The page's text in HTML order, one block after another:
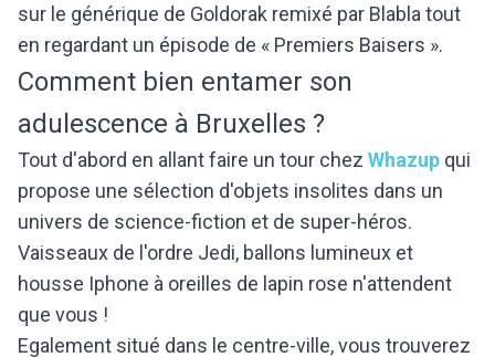
sur le générique de Goldorak remixé par Blabla tout
en regardant un épisode de « Premiers Baisers ».
Comment bien entamer son
adulescence à Bruxelles ?
Tout d'abord en allant faire un tour chez Whazup qui
propose une sélection d'objets insolites dans un
univers de science-fiction et de super-héros.
Vaisseaux de l'ordre Jedi, ballons lumineux et
housse Iphone à oreilles de lapin rose n'attendent
que vous !
Egalement situé dans le centre-ville, vous trouverez